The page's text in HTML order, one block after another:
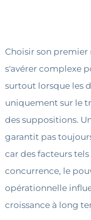
Choisir son
s'avérer complexe
surtout lorsque les
uniquement sur le
des suppositions.
garantit pas
car des facteurs
concurrence, le
opérationnelle
croissance à long